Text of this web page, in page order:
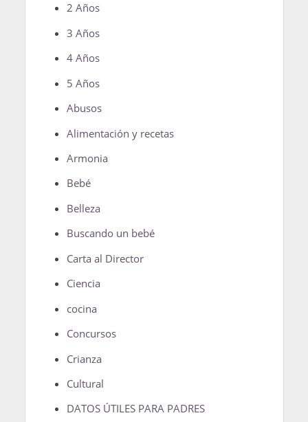
2 Años
3 Años
4 Años
5 Años
Abusos
Alimentación y recetas
Armonia
Bebé
Belleza
Buscando un bebé
Carta al Director
Ciencia
cocina
Concursos
Crianza
Cultural
DATOS ÚTILES PARA PADRES